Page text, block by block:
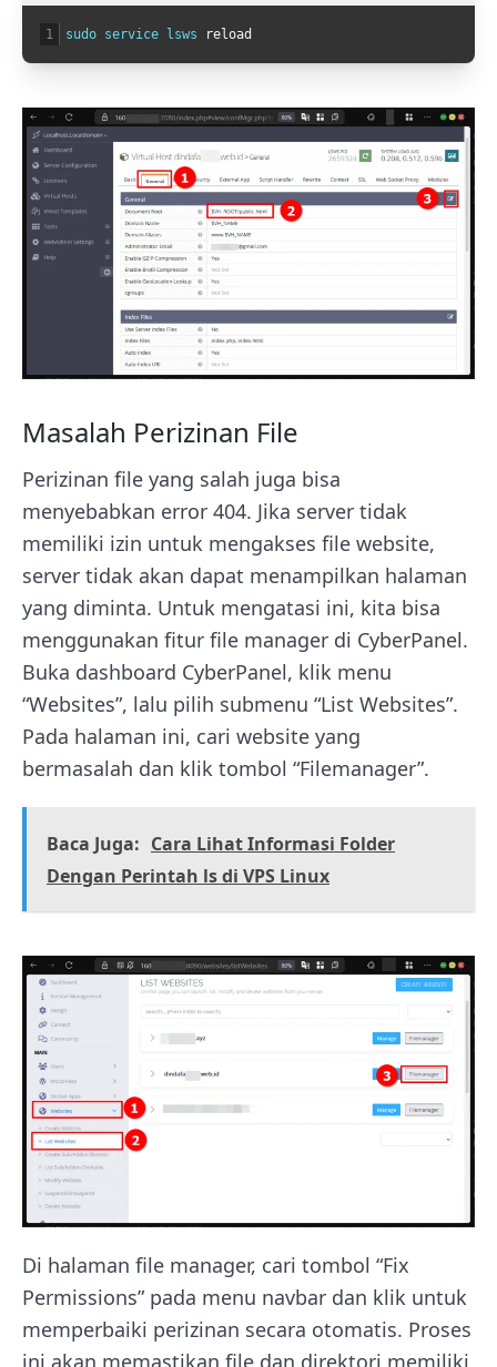
1 sudo service lsws reload
Masalah Perizinan File
Perizinan file yang salah juga bisa
menyebabkan error 404. Jika server tidak
memiliki izin untuk mengakses file website,
server tidak akan dapat menampilkan halaman
yang diminta. Untuk mengatasi ini, kita bisa
menggunakan fitur file manager di CyberPanel.
Buka dashboard CyberPanel, klik menu
“Websites”, lalu pilih submenu “List Websites”.
Pada halaman ini, cari website yang
bermasalah dan klik tombol “Filemanager”.
Baca Juga: Cara Lihat Informasi Folder
Dengan Perintah ls di VPS Linux
Di halaman file manager, cari tombol “Fix
Permissions” pada menu navbar dan klik untuk
memperbaiki perizinan secara otomatis. Proses
ini akan memastikan file dan direktori memiliki